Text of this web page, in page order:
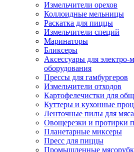
Измельчители орехов
Коллоидные мельницы
Раскатка для пиццы
Измельчители специй
Маринаторы
Бликсеры
Аксессуары для электро-
оборудования
Прессы для гамбургеров
Измельчители отходов
Картофелечистки для
Куттеры и кухонные
Ленточные пилы для мяса
Овощерезки и протирки
Планетарные миксеры
Пресс для пиццы
Промышленные